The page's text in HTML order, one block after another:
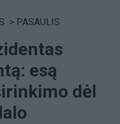
> PASAULIS
esą
dėl